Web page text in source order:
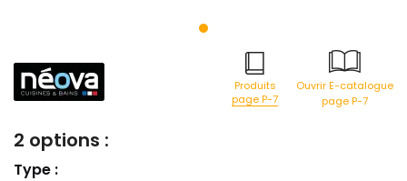
Produits
page P-7
Ouvrir E-catalogue
page P-7
2 options :
Type :